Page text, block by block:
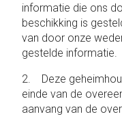
informatie die ons
beschikking is
van door onze
gestelde informatie.
2. Deze
einde van de
aanvang van de